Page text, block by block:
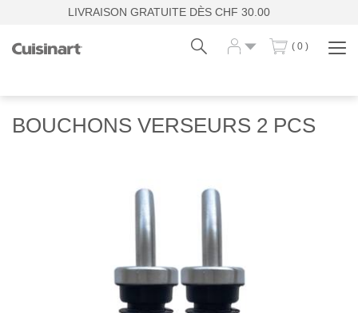
LIVRAISON GRATUITE DÈS CHF 30.00
( 0 )
BOUCHONS VERSEURS 2 PCS